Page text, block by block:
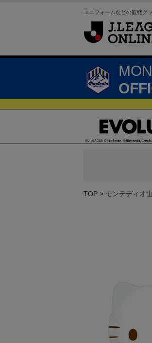
ユニフォームなどの観戦グ
TOP モンテディオ